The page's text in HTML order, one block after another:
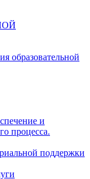
образовательной
и
процесса.
поддержки